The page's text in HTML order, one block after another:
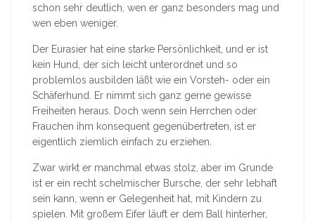
schon sehr deutlich, wen er ganz besonders mag und
wen eben weniger.
Der Eurasier hat eine starke Persönlichkeit, und er ist
kein Hund, der sich leicht unterordnet und so
problemlos ausbilden läßt wie ein Vorsteh- oder ein
Schäferhund. Er nimmt sich ganz gerne gewisse
Freiheiten heraus. Doch wenn sein Herrchen oder
Frauchen ihm konsequent gegenübertreten, ist er
eigentlich ziemlich einfach zu erziehen.
Zwar wirkt er manchmal etwas stolz, aber im Grunde
ist er ein recht schelmischer Bursche, der sehr lebhaft
sein kann, wenn er Gelegenheit hat, mit Kindern zu
spielen. Mit großem Eifer läuft er dem Ball hinterher,